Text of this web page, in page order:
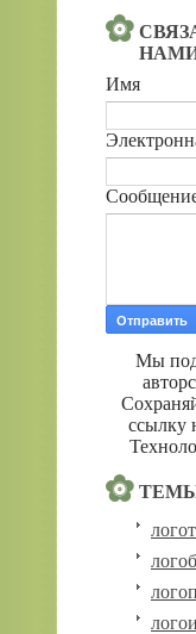
Имя
Мы
ссылку